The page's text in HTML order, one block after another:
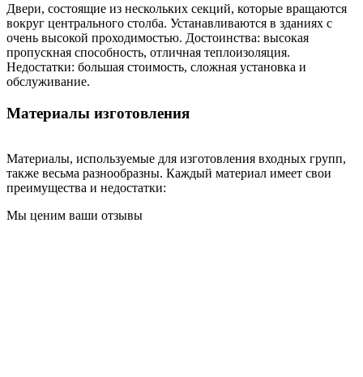
Двери, состоящие из нескольких секций, которые вращаются
вокруг центрального столба. Устанавливаются в зданиях с
очень высокой проходимостью. Достоинства: высокая
пропускная способность, отличная теплоизоляция.
Недостатки: большая стоимость, сложная установка и
обслуживание.
Материалы изготовления
Материалы, используемые для изготовления входных групп,
также весьма разнообразны. Каждый материал имеет свои
преимущества и недостатки:
Мы ценим ваши отзывы